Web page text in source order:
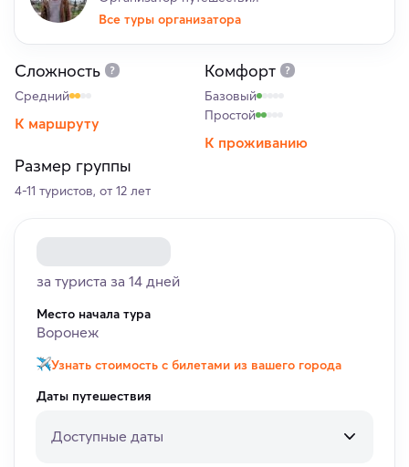
Все туры организатора
Сложность
Средний
К маршруту
Комфорт
Базовый
Простой
К проживанию
Размер группы
4-11 туристов, от 12 лет
за туриста за 14 дней
Место начала тура
Воронеж
Узнать стоимость с билетами из вашего города
Даты путешествия
Доступные даты